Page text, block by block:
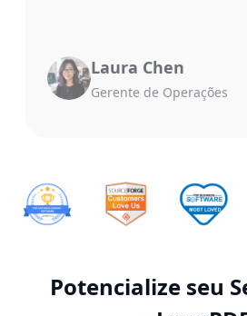
Laura Chen
Gerente de Operações
Potencialize seu